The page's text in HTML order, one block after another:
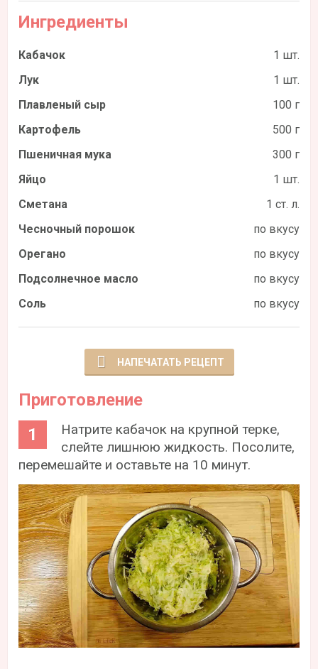
Ингредиенты
Кабачок
1 шт.
Лук
1 шт.
Плавленый сыр
100 г
Картофель
500 г
Пшеничная мука
300 г
Яйцо
1 шт.
Сметана
1 ст. л.
Чесночный порошок
по вкусу
Орегано
по вкусу
Подсолнечное масло
по вкусу
Соль
по вкусу
НАПЕЧАТАТЬ РЕЦЕПТ
Приготовление
Натрите кабачок на крупной терке,
слейте лишнюю жидкость. Посолите,
перемешайте и оставьте на 10 минут.